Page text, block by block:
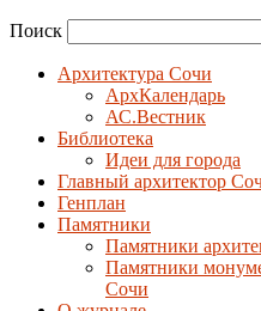
Поиск
Архитектура Сочи
АрхКалендарь
АС.Вестник
Библиотека
Идеи для города
Главный архитектор
Генплан
Памятники
Памятники
Памятники
Сочи